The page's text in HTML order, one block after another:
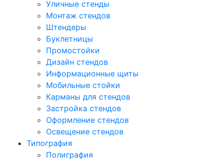
Уличные стенды
Монтаж стендов
Штендеры
Буклетницы
Промостойки
Дизайн стендов
Информационные щиты
Мобильные стойки
Карманы для стендов
Застройка стендов
Оформление стендов
Освещение стендов
Типография
Полиграфия